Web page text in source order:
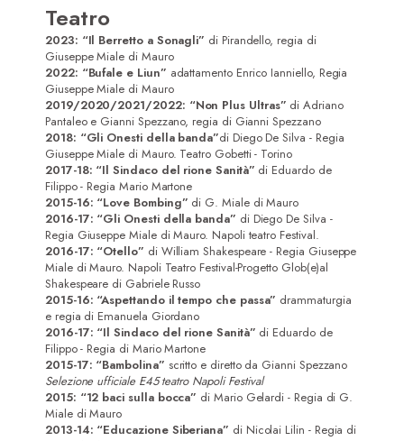
Teatro
2023: “Il Berretto a Sonagli” di Pirandello, regia di
Giuseppe Miale di Mauro
2022: “Bufale e Liun” adattamento Enrico Ianniello, Regia
Giuseppe Miale di Mauro
2019/2020/2021/2022: “Non Plus Ultras” di Adriano
Pantaleo e Gianni Spezzano, regia di Gianni Spezzano
2018: “Gli Onesti della banda”di Diego De Silva - Regia
Giuseppe Miale di Mauro. Teatro Gobetti - Torino
2017-18: “Il Sindaco del rione Sanità” di Eduardo de
Filippo - Regia Mario Martone
2015-16: “Love Bombing” di G. Miale di Mauro
2016-17: “Gli Onesti della banda” di Diego De Silva -
Regia Giuseppe Miale di Mauro. Napoli teatro Festival.
2016-17: “Otello” di William Shakespeare - Regia Giuseppe
Miale di Mauro. Napoli Teatro Festival-Progetto Glob(e)al
Shakespeare di Gabriele Russo
2015-16: “Aspettando il tempo che passa” drammaturgia
e regia di Emanuela Giordano
2016-17: “Il Sindaco del rione Sanità” di Eduardo de
Filippo - Regia di Mario Martone
2015-17: “Bambolina” scritto e diretto da Gianni Spezzano
Selezione ufficiale E45 teatro Napoli Festival
2015: “12 baci sulla bocca” di Mario Gelardi - Regia di G.
Miale di Mauro
2013-14: “Educazione Siberiana” di Nicolai Lilin - Regia di